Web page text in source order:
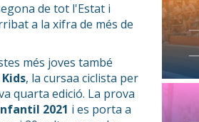
de tot l'Estat i
a la xifra de més de
més joves també
, la cursaa ciclista per
quarta edició. La prova
2021 i es porta a